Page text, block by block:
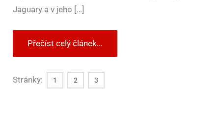
Jaguary a v jeho […]
Přečíst celý článek...
Stránky: 1 2 3